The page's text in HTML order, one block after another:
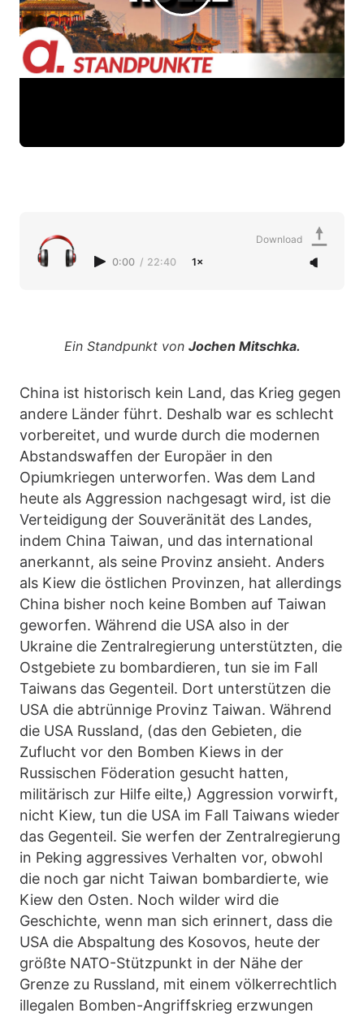
0:00 / 22:40 1×
Download
Ein Standpunkt von Jochen Mitschka.
China ist historisch kein Land, das Krieg gegen
andere Länder führt. Deshalb war es schlecht
vorbereitet, und wurde durch die modernen
Abstandswaffen der Europäer in den
Opiumkriegen unterworfen. Was dem Land
heute als Aggression nachgesagt wird, ist die
Verteidigung der Souveränität des Landes,
indem China Taiwan, und das international
anerkannt, als seine Provinz ansieht. Anders
als Kiew die östlichen Provinzen, hat allerdings
China bisher noch keine Bomben auf Taiwan
geworfen. Während die USA also in der
Ukraine die Zentralregierung unterstützten, die
Ostgebiete zu bombardieren, tun sie im Fall
Taiwans das Gegenteil. Dort unterstützen die
USA die abtrünnige Provinz Taiwan. Während
die USA Russland, (das den Gebieten, die
Zuflucht vor den Bomben Kiews in der
Russischen Föderation gesucht hatten,
militärisch zur Hilfe eilte,) Aggression vorwirft,
nicht Kiew, tun die USA im Fall Taiwans wieder
das Gegenteil. Sie werfen der Zentralregierung
in Peking aggressives Verhalten vor, obwohl
die noch gar nicht Taiwan bombardierte, wie
Kiew den Osten. Noch wilder wird die
Geschichte, wenn man sich erinnert, dass die
USA die Abspaltung des Kosovos, heute der
größte NATO-Stützpunkt in der Nähe der
Grenze zu Russland, mit einem völkerrechtlich
illegalen Bomben-Angriffskrieg erzwungen